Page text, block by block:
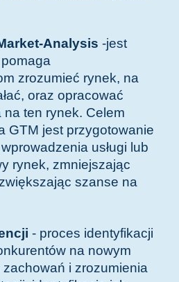
Analysis -jest
zrozumieć rynek, na
oraz opracować
na ten rynek. Celem
GTM jest przygotowanie
usługi lub
rynek, zmniejszając
szanse na
- proces identyfikacji
na nowym
i zrozumienia